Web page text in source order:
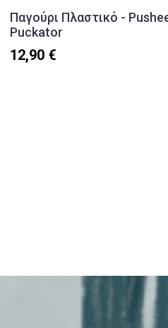
Παγούρι Πλαστικό -
Puckator
12,90 €